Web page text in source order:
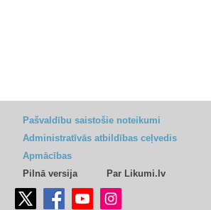
Pašvaldību saistošie noteikumi
Administratīvās atbildības ceļvedis
Apmācības
Pilnā versija
Par Likumi.lv